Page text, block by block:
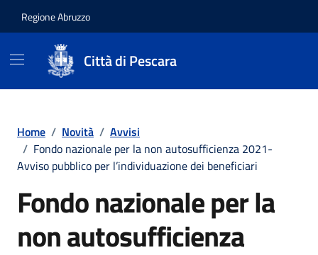
Regione Abruzzo
Città di Pescara
Home / Novità / Avvisi
/ Fondo nazionale per la non autosufficienza 2021-
Avviso pubblico per l’individuazione dei beneficiari
Fondo nazionale per la
non autosufficienza